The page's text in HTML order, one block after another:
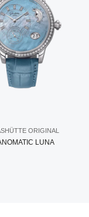
ORIGINAL
LUNA